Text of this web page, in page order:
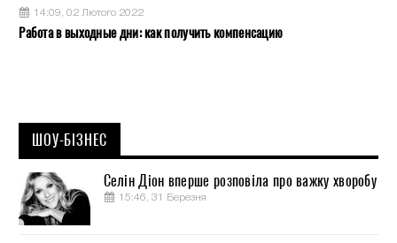
14:09, 02 Лютого 2022
Работа в выходные дни: как получить компенсацию
ШОУ-БІЗНЕС
Селін Діон вперше розповіла про важку хворобу
15:46, 31 Березня